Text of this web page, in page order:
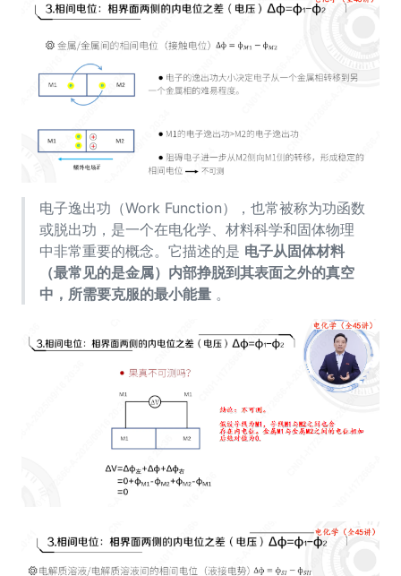
电子逸出功（Work Function），也常被称为功函数
或脱出功，是一个在电化学、材料科学和固体物理
中非常重要的概念。它描述的是 电子从固体材料
（最常见的是金属）内部挣脱到其表面之外的真空
中，所需要克服的最小能量 。